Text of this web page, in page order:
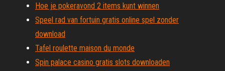
Hoe je pokeravond 2 items kunt winnen
Speel rad van fortuin gratis online spel zonder
download
Tafel roulette maison du monde
Spin palace casino gratis slots downloaden